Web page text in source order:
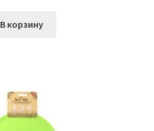
В корзину